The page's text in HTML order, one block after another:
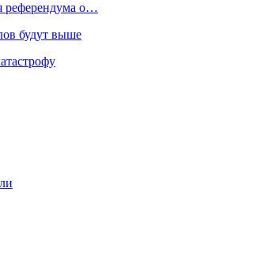
референдума о…
будут выше